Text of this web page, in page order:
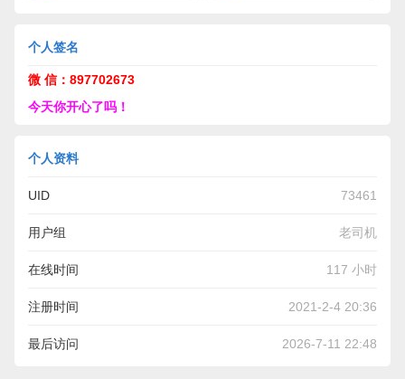
个人签名
微 信：897702673
今天你开心了吗！
个人资料
UID 73461
用户组 老司机
在线时间 117 小时
注册时间 2021-2-4 20:36
最后访问 2026-7-11 22:48